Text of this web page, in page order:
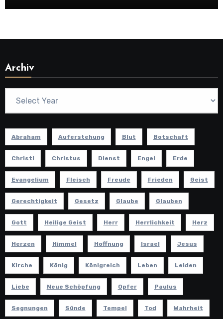
Archiv
Abraham Auferstehung Blut Botschaft
Christi Christus Dienst Engel Erde
Evangelium Fleisch Freude Frieden Geist
Gerechtigkeit Gesetz Glaube Glauben
Gott Heilige Geist Herr Herrlichkeit Herz
Herzen Himmel Hoffnung Israel Jesus
Kirche König Königreich Leben Leiden
Liebe Neue Schöpfung Opfer Paulus
Segnungen Sünde Tempel Tod Wahrheit